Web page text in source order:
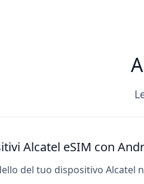
Alcatel eSIM con
del tuo dispositivo Alcatel